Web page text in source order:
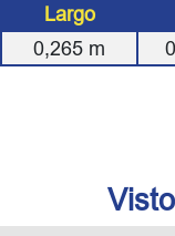
Largo
0,265 m